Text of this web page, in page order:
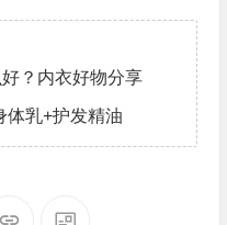
？内衣好物分享
体乳+护发精油